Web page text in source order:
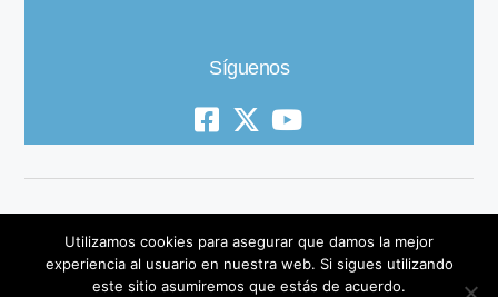
Síguenos
© 2019 All Rights Reserved
Utilizamos cookies para asegurar que damos la mejor
experiencia al usuario en nuestra web. Si sigues utilizando
este sitio asumiremos que estás de acuerdo.